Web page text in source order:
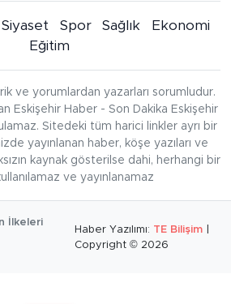
Siyaset Spor Sağlık
Ekonomi
Eğitim
ve yorumlardan yazarları sorumludur.
Eskişehir Haber - Son Dakika Eskişehir
Sitedeki tüm harici linkler ayrı bir
yayınlanan haber, köşe yazıları ve
kaynak gösterilse dahi, herhangi bir
ve yayınlanamaz
İlkeleri
Haber Yazılımı: TE Bilişim
Copyright © 2026